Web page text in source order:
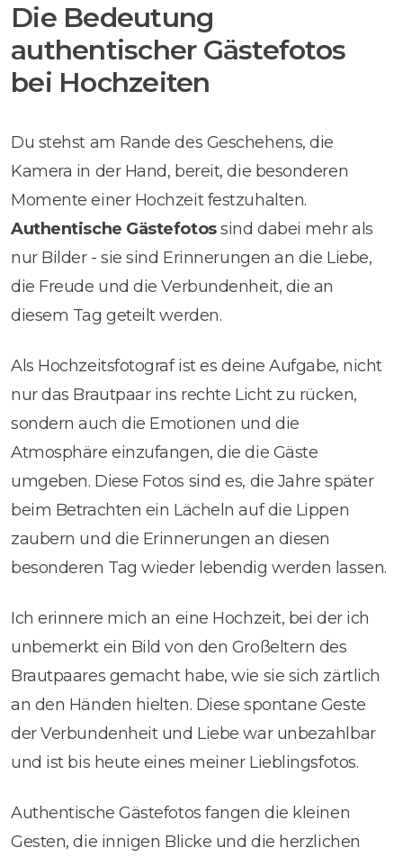
Die Bedeutung
authentischer Gästefotos
bei Hochzeiten
Du stehst am Rande des Geschehens, die
Kamera in der Hand, bereit, die besonderen
Momente einer Hochzeit festzuhalten.
Authentische Gästefotossind dabei mehr als
nur Bilder - sie sind Erinnerungen an die Liebe,
die Freude und die Verbundenheit, die an
diesem Tag geteilt werden.
Als Hochzeitsfotograf ist es deine Aufgabe, nicht
nur das Brautpaar ins rechte Licht zu rücken,
sondern auch die Emotionen und die
Atmosphäre einzufangen, die die Gäste
umgeben. Diese Fotos sind es, die Jahre später
beim Betrachten ein Lächeln auf die Lippen
zaubern und die Erinnerungen an diesen
besonderen Tag wieder lebendig werden lassen.
Ich erinnere mich an eine Hochzeit, bei der ich
unbemerkt ein Bild von den Großeltern des
Brautpaares gemacht habe, wie sie sich zärtlich
an den Händen hielten. Diese spontane Geste
der Verbundenheit und Liebe war unbezahlbar
und ist bis heute eines meiner Lieblingsfotos.
Authentische Gästefotos fangen die kleinen
Gesten, die innigen Blicke und die herzlichen